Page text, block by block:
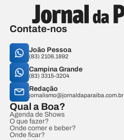
Contate-nos
João Pessoa
(83) 2106.1892
Campina Grande
(83) 3315-3204
Redação
jornalismo@jornaldaparaiba.com.br
Qual a Boa?
Agenda de Shows
O que fazer?
Onde comer e beber?
Onde ficar?